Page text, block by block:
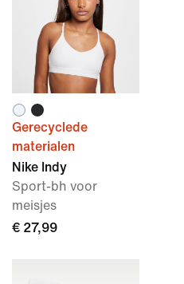
Gerecyclede
materialen
Nike Indy
Sport-bh voor
meisjes
€ 27,99